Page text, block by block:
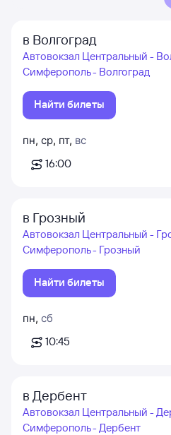
в Волгоград
Автовокзал Центральный -
Симферополь - Волгоград
Найти билеты
пн, ср, пт, вс
16:00
в Грозный
Автовокзал Центральный -
Симферополь - Грозный
Найти билеты
пн, сб
10:45
в Дербент
Автовокзал Центральный -
Симферополь - Дербент